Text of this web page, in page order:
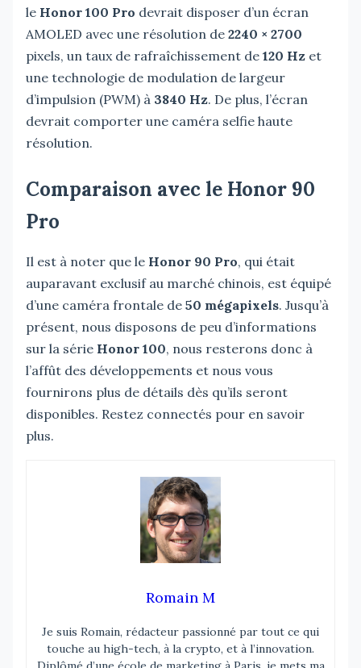
le Honor 100 Pro devrait disposer d’un écran
AMOLED avec une résolution de 2240 × 2700
pixels, un taux de rafraîchissement de 120 Hz et
une technologie de modulation de largeur
d’impulsion (PWM) à 3840 Hz. De plus, l’écran
devrait comporter une caméra selfie haute
résolution.
Comparaison avec le Honor 90
Pro
Il est à noter que le Honor 90 Pro, qui était
auparavant exclusif au marché chinois, est équipé
d’une caméra frontale de 50 mégapixels. Jusqu’à
présent, nous disposons de peu d’informations
sur la série Honor 100, nous resterons donc à
l’affût des développements et nous vous
fournirons plus de détails dès qu’ils seront
disponibles. Restez connectés pour en savoir
plus.
Romain M
Je suis Romain, rédacteur passionné par tout ce qui
touche au high-tech, à la crypto, et à l’innovation.